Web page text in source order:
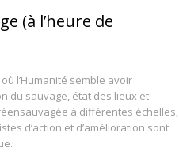
(à l’heure de
l’Humanité semble avoir
du sauvage, état des lieux et
à différentes échelles,
d’action et d’amélioration sont